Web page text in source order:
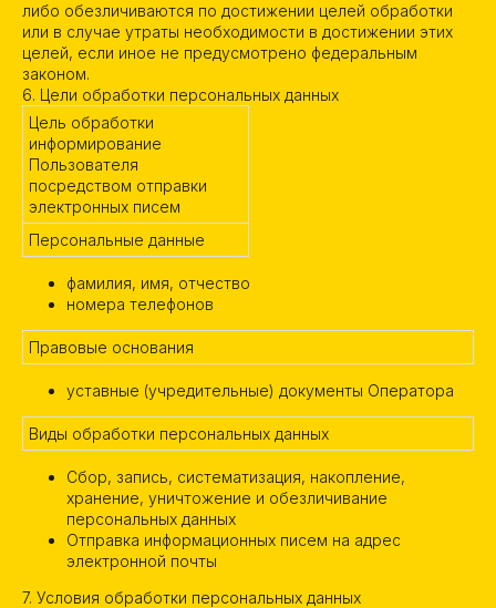
либо обезличиваются по достижении целей обработки
или в случае утраты необходимости в достижении этих
целей, если иное не предусмотрено федеральным
законом.
6. Цели обработки персональных данных
Цель обработки
информирование
Пользователя
посредством отправки
электронных писем
Персональные данные
фамилия, имя, отчество
номера телефонов
Правовые основания
уставные (учредительные) документы Оператора
Виды обработки персональных данных
Сбор, запись, систематизация, накопление,
хранение, уничтожение и обезличивание
персональных данных
Отправка информационных писем на адрес
электронной почты
7. Условия обработки персональных данных